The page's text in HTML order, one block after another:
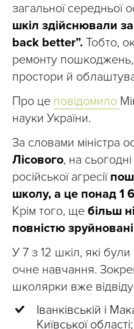
загальної середньої
шкіл здійснювали
back better”. Тобто,
ремонту пошкоджень,
простори й
Про це повідомило
науки України.
За словами міністра
Лісового, на
російської агресії
школу, а це понад 1
Крім того, ще більш
повністю
У 7 з 12 шкіл, які
очне навчання.
школярки вже
Іванківській і
Київської області;